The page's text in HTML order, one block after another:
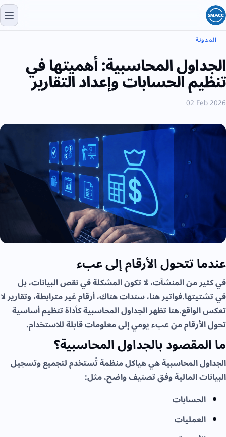
المدونة
الجداول المحاسبية: أهميتها في
تنظيم الحسابات وإعداد التقارير
02 Feb 2026
عندما تتحول الأرقام إلى عبء
في كثير من المنشآت، لا تكون المشكلة في نقص البيانات، بل
في تشتيتها.فواتير هنا، سندات هناك، أرقام غير مترابطة، وتقارير لا
تعكس الواقع.هنا تظهر الجداول المحاسبية كأداة تنظيم أساسية
تحول الأرقام من عبء يومي إلى معلومات قابلة للاستخدام.
ما المقصود بالجداول المحاسبية؟
الجداول المحاسبية هي هياكل منظمة تُستخدم لتجميع وتسجيل
البيانات المالية وفق تصنيف واضح، مثل:
الحسابات
العمليات